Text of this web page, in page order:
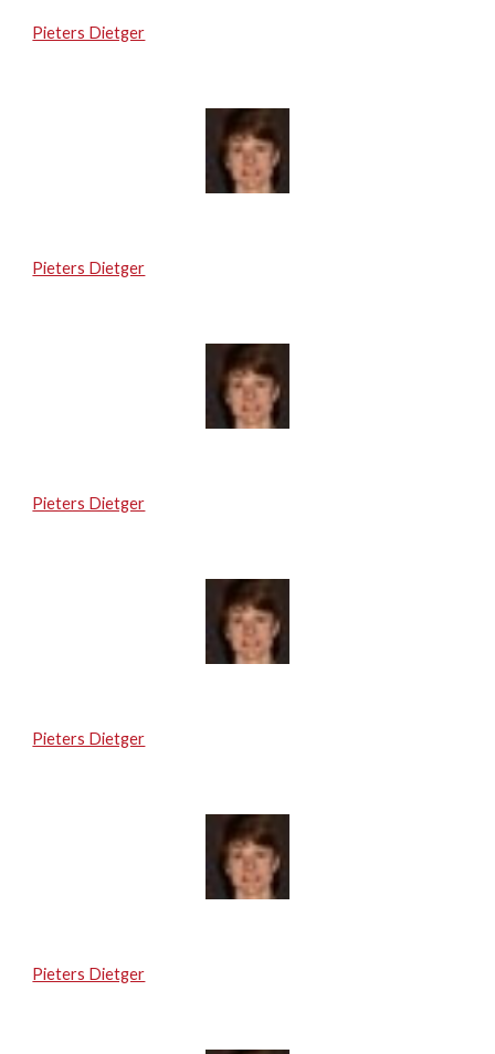
Pieters Dietger
Pieters Dietger
Pieters Dietger
Pieters Dietger
Pieters Dietger